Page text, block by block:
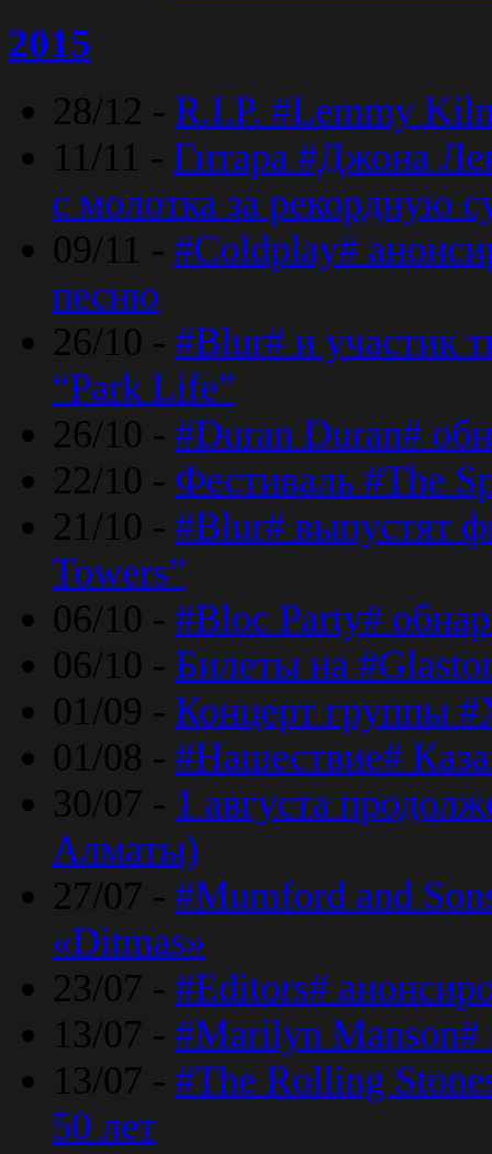
2015
28/12 - R.I.P. #Lemmy
11/11 - Гитара #Джона
с молотка за рекордную
09/11 - #Coldplay#
песню
26/10 - #Blur# и участик
“Park Life”
26/10 - #Duran Duran#
22/10 - Фестиваль #The
21/10 - #Blur# выпустят
Towers”
06/10 - #Bloc Party#
06/10 - Билеты на
01/09 - Концерт группы
01/08 - #Нашествие#
30/07 - 1 августа
Алматы)
27/07 - #Mumford and
«Ditmas»
23/07 - #Editors#
13/07 - #Marilyn Manson#
13/07 - #The Rolling
50 лет